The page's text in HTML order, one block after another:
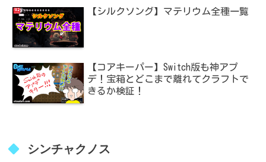
【シルクソング】マテリウム全種一覧
【コアキーパー】Switch版も神アプ
デ！宝箱とどこまで離れてクラフトで
きるか検証！
シンチャクノス